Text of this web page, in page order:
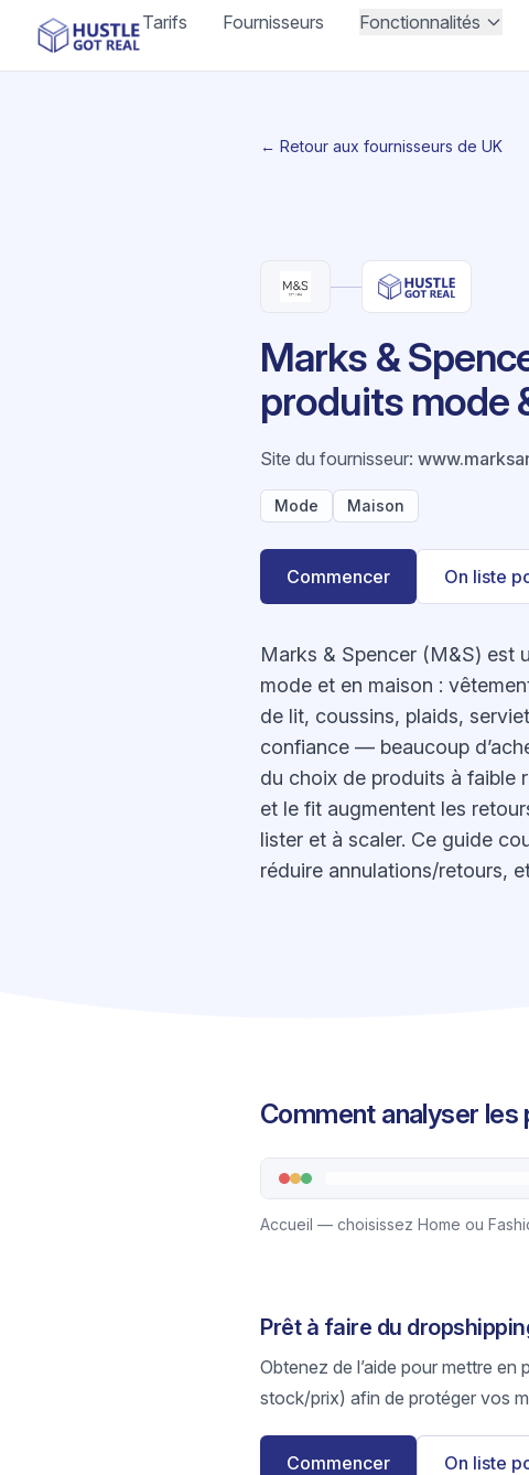
Tarifs Fournisseurs Fonctionnalités
← Retour aux fournisseurs de UK
Marks &
produits mode
Site du fournisseur:
Mode Maison
Commencer On liste
Marks & Spencer (M&S) est
mode et en maison :
de lit, coussins, plaids,
confiance — beaucoup
du choix de produits à faible
et le fit augmentent les
lister et à scaler. Ce guide
réduire annulations/retours,
Comment analyser
Accueil — choisissez Home ou
Prêt à faire du
Obtenez de l’aide pour mettre
stock/prix) afin de protéger vos
Commencer On liste